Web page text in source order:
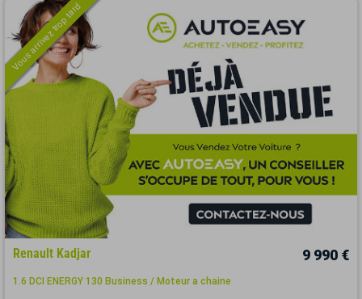
Vous arrivez trop tard
Renault Kadjar 9 990 €
1.6 DCI ENERGY 130 Business / Moteur a chaine